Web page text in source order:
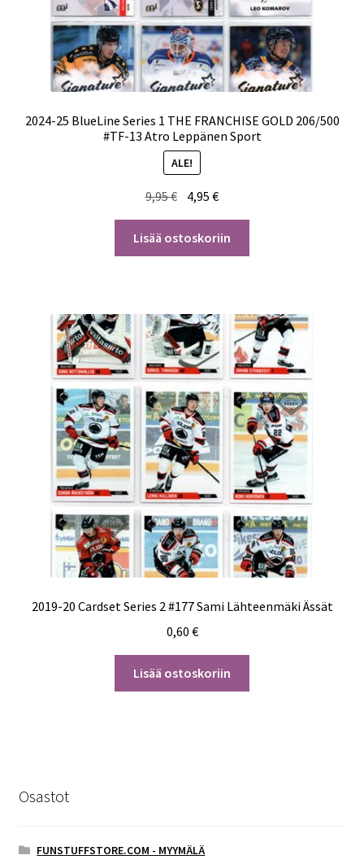
2024-25 BlueLine Series 1 THE FRANCHISE GOLD 206/500
#TF-13 Atro Leppänen Sport
ALE!
9,95€ Alkuperäinen
hinta
oli:
9,95 €.
4,95€Nykyinen
hinta
on:
4,95 €.
Lisää ostoskoriin
2019-20 Cardset Series 2 #177 Sami Lähteenmäki Ässät
0,60 €
Lisää ostoskoriin
Osastot
FUNSTUFFSTORE.COM - MYYMÄLÄ